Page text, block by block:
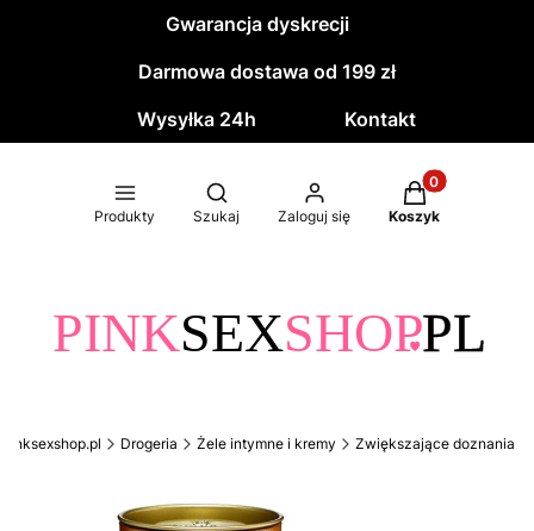
Gwarancja dyskrecji
Darmowa dostawa od 199 zł
Wysyłka 24h
Kontakt
Produkty
Otwórz wyszukiwarkę
Szukaj Zaloguj się
Produkty w
Koszyk
pinksexshop.pl Drogeria Żele intymne i kremy Zwiększające doznania